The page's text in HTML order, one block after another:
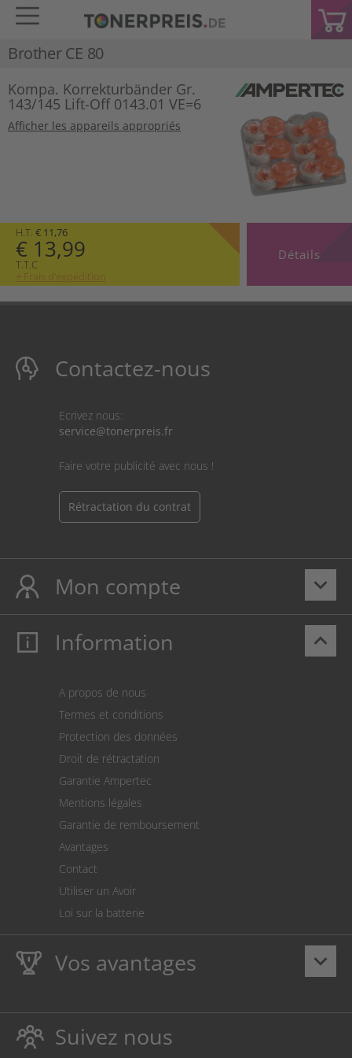
Brother CE 80
Kompa. Korrekturbänder Gr.
143/145 Lift-Off 0143.01 VE=6
Afficher les appareils appropriés
H.T. € 11,76
€ 13,99
T.T.C
+ Frais d’expédition
Détails
Contactez-nous
Ecrivez nous:
service@tonerpreis.fr
Faire votre publicité avec nous !
Rétractation du contrat
keyboard_arrow_down
Mon compte
Mon compte
Paiement
Le calculateur des frais de port
Paramètres des cookies
keyboard_arrow_up
Information
A propos de nous
Termes et conditions
Protection des données
Droit de rétractation
Garantie Ampertec
Mentions légales
Garantie de remboursement
Avantages
Contact
Utiliser un Avoir
Loi sur la batterie
keyboard_arrow_down
Vos avantages
LaAmpertec Garantie à viesur les encres et toners
Suivez nous